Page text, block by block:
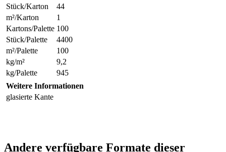
Stück/Karton
44
m²/Karton
1
Kartons/Palette 100
Stück/Palette
4400
m²/Palette
100
kg/m²
9,2
kg/Palette
945
Weitere Informationen
glasierte Kante
Andere verfügbare Formate dieser